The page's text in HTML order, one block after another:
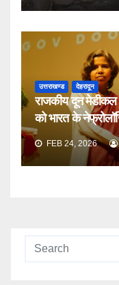
उत्तराखण्ड देहरादून
राजकीय दून
को भारत के
FEB 24, 2026